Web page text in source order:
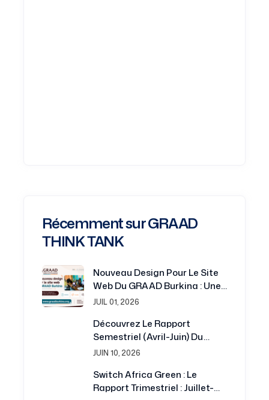
Récemment sur GRAAD
THINK TANK
Nouveau Design Pour Le Site
Web Du GRAAD Burkina : Une
Plateforme Renouvelée Au
Développement
JUIL 01, 2026
Découvrez Le Rapport
Semestriel (avril-Juin) Du
Projet Switch Africa Green
JUIN 10, 2026
Switch Africa Green : Le
Rapport Trimestriel : Juillet-